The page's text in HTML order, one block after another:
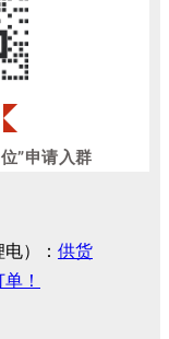
”申请入群
）： 供货
！